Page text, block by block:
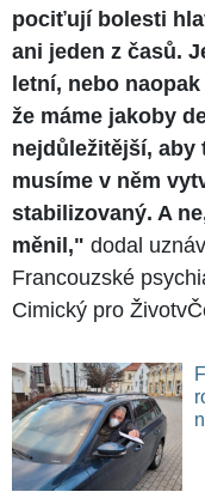
pociťují bolesti
ani jeden z časů.
letní, nebo
že máme jakoby
nejdůležitější, aby
musíme v něm
stabilizovaný. A
měnil," dodal
Francouzské
Cimický pro